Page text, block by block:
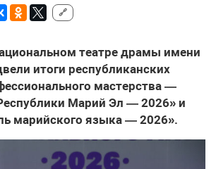
🔗
театре драмы имени
итоги республиканских
мастерства —
Марий Эл — 2026» и
марийского языка — 2026».